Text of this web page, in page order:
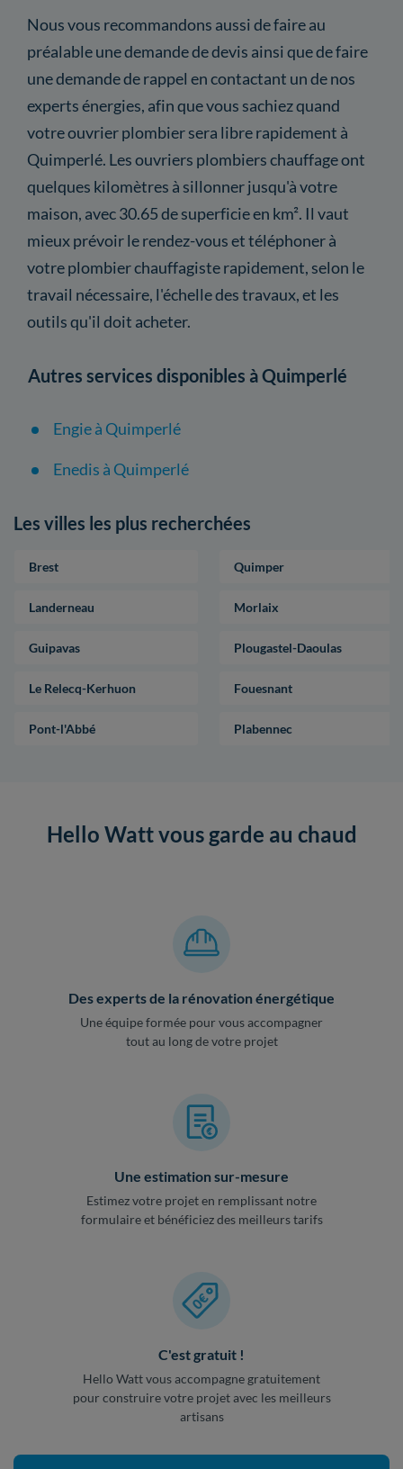
Nous vous recommandons aussi de faire au
préalable une demande de devis ainsi que de faire
une demande de rappel en contactant un de nos
experts énergies, afin que vous sachiez quand
votre ouvrier plombier sera libre rapidement à
Quimperlé. Les ouvriers plombiers chauffage ont
quelques kilomètres à sillonner jusqu'à votre
maison, avec 30.65 de superficie en km². Il vaut
mieux prévoir le rendez-vous et téléphoner à
votre plombier chauffagiste rapidement, selon le
travail nécessaire, l'échelle des travaux, et les
outils qu'il doit acheter.
Autres services disponibles à Quimperlé
Engie à Quimperlé
Enedis à Quimperlé
Les villes les plus recherchées
Brest Quimper
Landerneau Morlaix
Guipavas Plougastel-Daoulas
Le Relecq-Kerhuon Fouesnant
Pont-l'Abbé Plabennec
Hello Watt vous garde au chaud
Des experts de la rénovation énergétique
Une équipe formée pour vous accompagner
tout au long de votre projet
Une estimation sur-mesure
Estimez votre projet en remplissant notre
formulaire et bénéficiez des meilleurs tarifs
C'est gratuit !
Hello Watt vous accompagne gratuitement
pour construire votre projet avec les meilleurs
artisans